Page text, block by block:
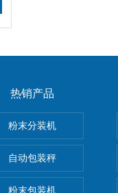
热销产品
粉末分装机
自动包装秤
粉末包装机